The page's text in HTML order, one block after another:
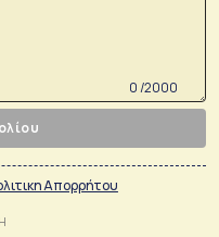
0 /2000
Απορρήτου